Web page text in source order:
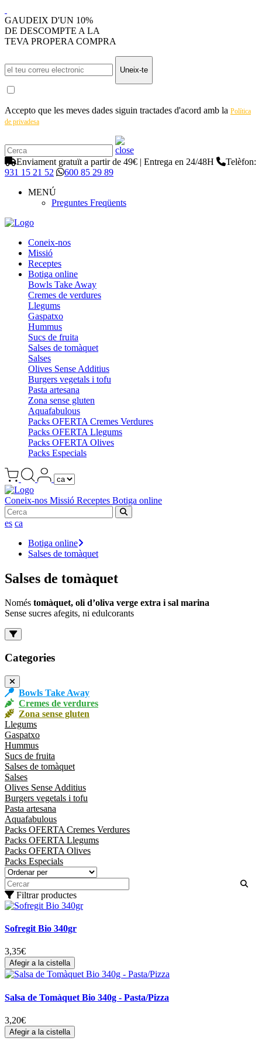
GAUDEIX D'UN 10%
DE DESCOMPTE A LA
TEVA PROPERA COMPRA
Uneix-te
Accepto que les meves dades siguin tractades d'acord amb la Política
de privadesa
Enviament gratuït a partir de 49€ | Entrega en 24/48H
Telèfon:
931 15 21 52
600 85 29 89
MENÚ
Preguntes Freqüents
Coneix-nos
Missió
Receptes
Botiga online
Bowls Take Away
Cremes de verdures
Llegums
Gaspatxo
Hummus
Sucs de fruita
Salses de tomàquet
Salses
Olives Sense Additius
Burgers vegetals i tofu
Pasta artesana
Zona sense gluten
Aquafabulous
Packs OFERTA Cremes Verdures
Packs OFERTA Llegums
Packs OFERTA Olives
Packs Especials
Coneix-nos Missió Receptes Botiga online
es ca
Botiga online
Salses de tomàquet
Salses de tomàquet
Només tomàquet, oli d’oliva verge extra i sal marina
Sense sucres afegits, ni edulcorants
Categories
Bowls Take Away
Cremes de verdures
Zona sense gluten
Llegums
Gaspatxo
Hummus
Sucs de fruita
Salses de tomàquet
Salses
Olives Sense Additius
Burgers vegetals i tofu
Pasta artesana
Aquafabulous
Packs OFERTA Cremes Verdures
Packs OFERTA Llegums
Packs OFERTA Olives
Packs Especials
Filtrar productes
Sofregit Bio 340gr
3,35€
Afegir a la cistella
Salsa de Tomàquet Bio 340g - Pasta/Pizza
3,20€
Afegir a la cistella